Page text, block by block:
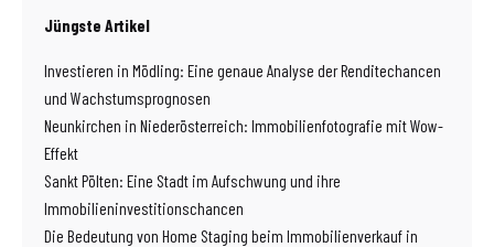
Jüngste Artikel
Investieren in Mödling: Eine genaue Analyse der Renditechancen
und Wachstumsprognosen
Neunkirchen in Niederösterreich: Immobilienfotografie mit Wow-
Effekt
Sankt Pölten: Eine Stadt im Aufschwung und ihre
Immobilieninvestitionschancen
Die Bedeutung von Home Staging beim Immobilienverkauf in